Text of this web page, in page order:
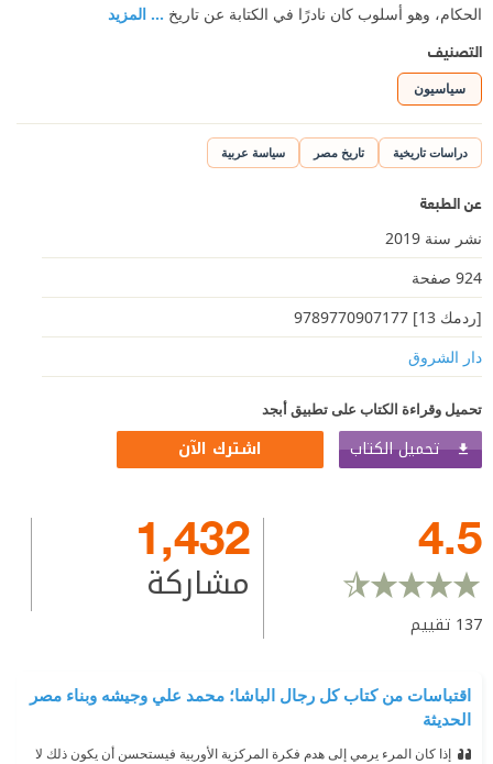
الحكام، وهو أسلوب كان نادرًا في الكتابة عن تاريخ ... المزيد
التصنيف
سياسيون
دراسات تاريخية تاريخ مصر سياسة عربية
عن الطبعة
نشر سنة 2019
924 صفحة
[ردمك 13] 9789770907177
دار الشروق
تحميل وقراءة الكتاب على تطبيق أبجد
تحميل الكتاب اشترك الآن
4.5
137 تقييم
1,432
مشاركة
اقتباسات من كتاب كل رجال الباشا؛ محمد علي وجيشه وبناء مصر
الحديثة
إذا كان المرء يرمي إلى هدم فكرة المركزية الأوربية فيستحسن أن يكون ذلك لا